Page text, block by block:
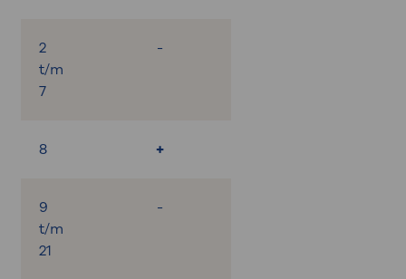
2
t/m
7
-
8 +
9
t/m
21
-